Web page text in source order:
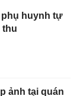
phụ huynh tự
thu
ảnh tại quán